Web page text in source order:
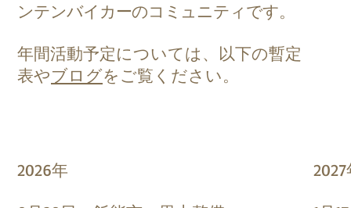
ンテンバイカーのコミュニティです。
​年間活動予定については、以下の暫定
表やブログをご覧ください。
2026年​​​